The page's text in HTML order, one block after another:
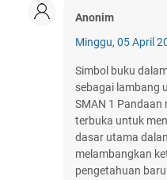
Anonim
Minggu, 05 April
Simbol buku
sebagai lambang
SMAN 1
terbuka untuk
dasar utama
melambangkan
pengetahuan